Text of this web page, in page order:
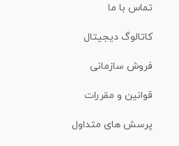
تماس با ما
کاتالوگ دیجیتال
فروش سازمانی
قوانین و مقررات
پرسش های متداول